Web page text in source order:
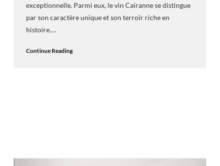
exceptionnelle. Parmi eux, le vin Cairanne se distingue
par son caractère unique et son terroir riche en
histoire.…
Continue Reading